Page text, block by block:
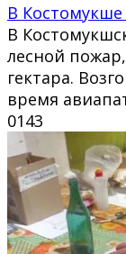
В Костомукше
В
лесной
гектара.
время
0143